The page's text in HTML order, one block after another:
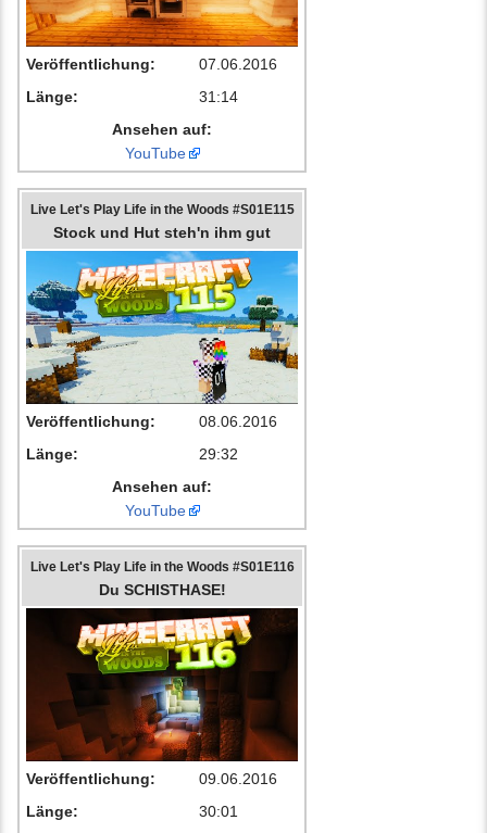
Veröffentlichung:
07.06.2016
Länge:
31:14
Ansehen auf:
YouTube
Live Let's Play Life in the Woods #S01E115
Stock und Hut steh'n ihm gut
Veröffentlichung:
08.06.2016
Länge:
29:32
Ansehen auf:
YouTube
Live Let's Play Life in the Woods #S01E116
Du SCHISTHASE!
Veröffentlichung:
09.06.2016
Länge:
30:01